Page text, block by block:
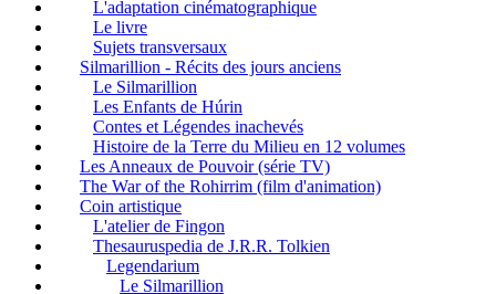
L'adaptation cinématographique
Le livre
Sujets transversaux
Silmarillion - Récits des jours anciens
Le Silmarillion
Les Enfants de Húrin
Contes et Légendes inachevés
Histoire de la Terre du Milieu en 12 volumes
Les Anneaux de Pouvoir (série TV)
The War of the Rohirrim (film d'animation)
Coin artistique
L'atelier de Fingon
Thesauruspedia de J.R.R. Tolkien
Legendarium
Le Silmarillion